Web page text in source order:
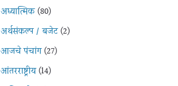
अध्यात्मिक(80)
अर्थसंकल्प / बजेट(2)
आजचे पंचांग(27)
आंतरराष्ट्रीय(14)